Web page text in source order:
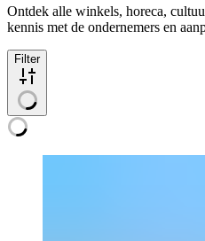
Ontdek alle winkels, horeca,
kennis met de ondernemers en
Filter